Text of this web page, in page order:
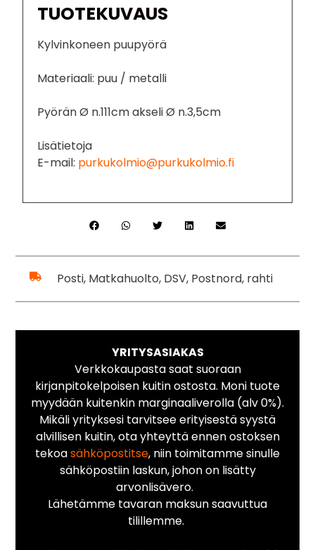
TUOTEKUVAUS
Kylvinkoneen puupyörä
Materiaali: puu / metalli
Pyörän Ø n.111cm akseli Ø n.3,5cm
Lisätietoja
E-mail: purkukolmio@purkukolmio.fi
Posti, Matkahuolto, DSV, Postnord, rahti
YRITYSASIAKAS
Verkkokaupasta saat suoraan
kirjanpitokelpoisen kuitin ostosta. Moni tuote
myydään kuitenkin marginaaliverolla (alv 0%).
Mikäli yrityksesi tarvitsee erityisestä syystä
alvillisen kuitin, ota yhteyttä ennen ostoksen
tekoasähköpostitse, niin toimitamme sinulle
sähköpostiin laskun, johon on lisätty
arvonlisävero.
Lähetämme tavaran maksun saavuttua
tilillemme.